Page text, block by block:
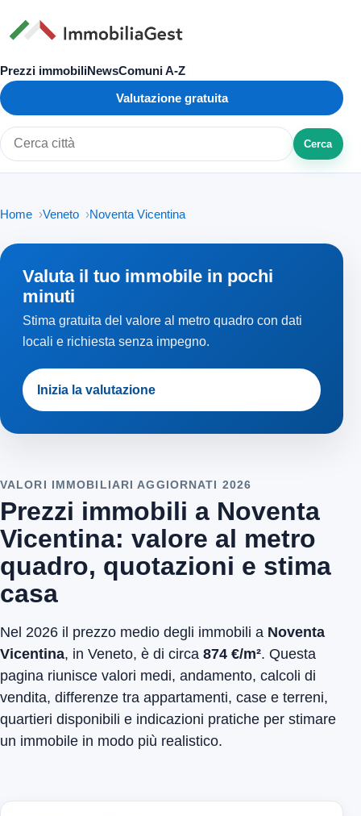
Prezzi immobiliNewsComuni A-Z
Valutazione gratuita
Cerca città o zona
Cerca
Home Veneto Noventa Vicentina
Valuta il tuo immobile in pochi
minuti
Stima gratuita del valore al metro quadro con dati
locali e richiesta senza impegno.
Inizia la valutazione
VALORI IMMOBILIARI AGGIORNATI 2026
Prezzi immobili a Noventa
Vicentina: valore al metro
quadro, quotazioni e stima
casa
Nel 2026 il prezzo medio degli immobili a Noventa
Vicentina, in Veneto, è di circa 874 €/m². Questa
pagina riunisce valori medi, andamento, calcoli di
vendita, differenze tra appartamenti, case e terreni,
quartieri disponibili e indicazioni pratiche per stimare
un immobile in modo più realistico.